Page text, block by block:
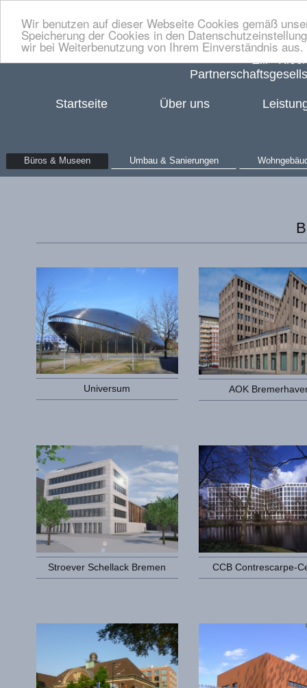
Wir benutzen auf dieser Webseite Cookies gemäß
Speicherung der Cookies in den
wir bei Weiterbenutzung von Ihrem Einverständnis aus.
Zill ∙
Startseite Über uns
Büros & Museen Umbau & Sanierungen
Universum AOK
Stroever Schellack Bremen CCB Contrescarpe-